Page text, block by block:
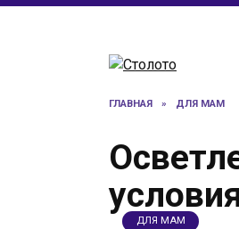
ГЛАВНАЯ » ДЛЯ МАМ
ДЛЯ МАМ